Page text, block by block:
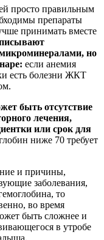
просто правильным
препараты
принимать вместе
но
если анемия
есть болезни ЖКТ
быть отсутствие
лечения,
или срок для
ниже 70 требует
и причины,
заболевания,
то
во время
быть сложнее и
в утробе